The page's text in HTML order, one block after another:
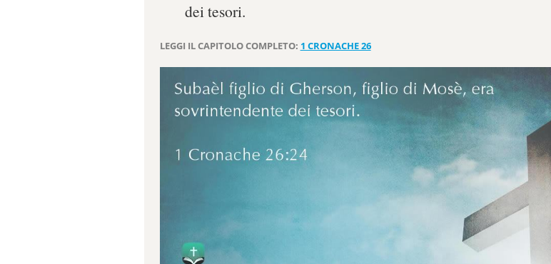
dei tesori.
LEGGI IL CAPITOLO COMPLETO: 1 CRONACHE 26